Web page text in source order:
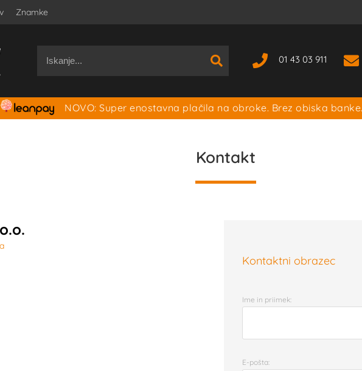
Znamke
01 43 03 911
NOVO: Super enostavna plačila na obroke. Brez obiska banke.
Kontakt
Kontaktni obrazec
Ime in priimek:
E-pošta: